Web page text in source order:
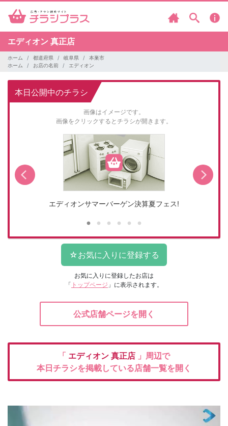
エディオン 真正店
ホーム 都道府県 岐阜県
本巣市
ホーム
お店の名前 エディオン
本日公開中のチラシ
画像はイメージです。
画像をクリックするとチラシが開きます。
エディオンサマーバーゲン決算夏フェス!
お気に入りに登録したお店は
「 トップページ 」に表示されます。
公式店舗ページを開く
「 エディオン 真正店 」周辺で
本日チラシを掲載している店舗一覧を開く